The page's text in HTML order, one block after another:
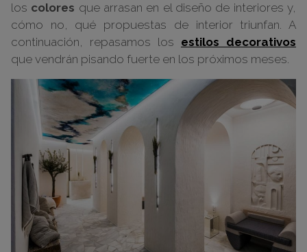
los colores que arrasan en el diseño de interiores y,
cómo no, qué propuestas de interior triunfan. A
continuación, repasamos los estilos decorativos
que vendrán pisando fuerte en los próximos meses.